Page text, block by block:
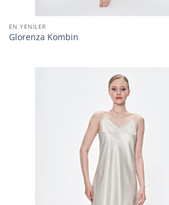
EN YENILER
Glorenza Kombin